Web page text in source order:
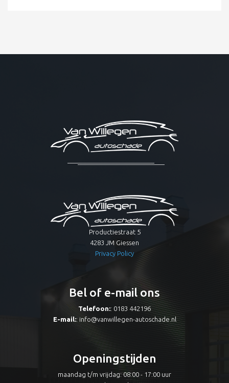
Productiestraat 5
4283 JM Giessen
Privacy Policy
Bel of e-mail ons
Telefoon:: 0183 442196
E-mail:: info@vanwillegen-autoschade.nl
Openingstijden
maandag t/m vrijdag: 08:00 - 17:00 uur